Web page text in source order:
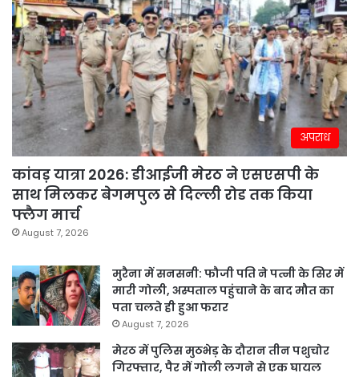
अपराध
कांवड़ यात्रा 2026: डीआईजी मेरठ ने एसएसपी के
साथ मिलकर बेगमपुल से दिल्ली रोड तक किया
फ्लैग मार्च
August 7, 2026
मुरैना में सनसनी: फौजी पति ने पत्नी के सिर में
मारी गोली, अस्पताल पहुंचाने के बाद मौत का
पता चलते ही हुआ फरार
August 7, 2026
मेरठ में पुलिस मुठभेड़ के दौरान तीन पशुचोर
गिरफ्तार, पैर में गोली लगने से एक घायल